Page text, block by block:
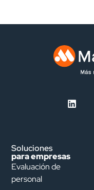
Soluciones
para empresas
Evaluación de
personal